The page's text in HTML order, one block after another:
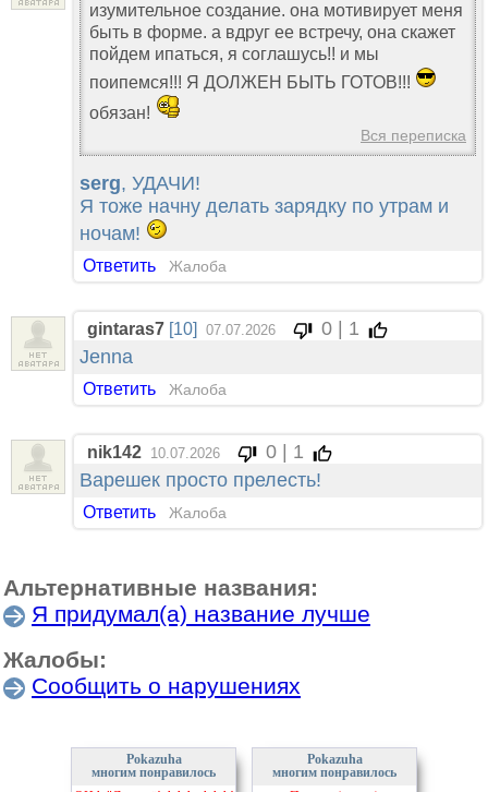
изумительное создание. она мотивирует меня
быть в форме. а вдруг ее встречу, она скажет
пойдем ипаться, я соглашусь!! и мы
поипемся!!! Я ДОЛЖЕН БЫТЬ ГОТОВ!!!
обязан!
Вся переписка
serg, УДАЧИ!
Я тоже начну делать зарядку по утрам и
ночам!
Ответить Жалоба
gintaras7 [10] 07.07.2026
0 | 1
Jenna
Ответить Жалоба
nik142 10.07.2026
0 | 1
Варешек просто прелесть!
Ответить Жалоба
Альтернативные названия:
Я придумал(а) название лучше
Жалобы:
Сообщить о нарушениях
Pokazuha
многим понравилось
Pokazuha
многим понравилось